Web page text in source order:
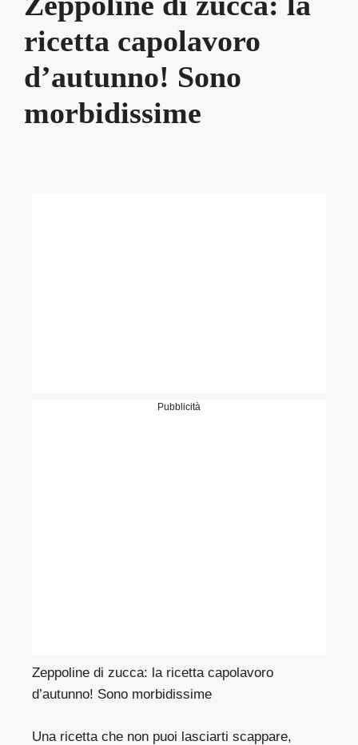
ricetta capolavoro
d’autunno! Sono
morbidissime
Pubblicità
Zeppoline di zucca: la ricetta capolavoro
d’autunno! Sono morbidissime
Una ricetta che non puoi lasciarti scappare,